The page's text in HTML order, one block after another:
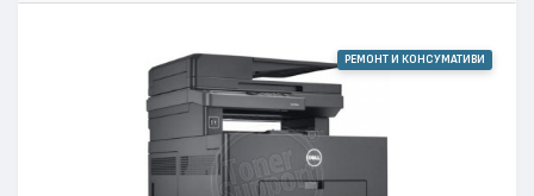
РЕМОНТ И КОНСУМАТИВИ